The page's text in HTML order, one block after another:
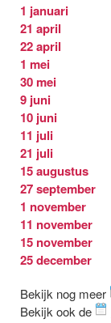
1 januari
21 april
22 april
1 mei
30 mei
9 juni
10 juni
11 juli
21 juli
15 augustus
27 september
1 november
11 november
15 november
25 december
Bekijk nog meer
Bekijk ook de